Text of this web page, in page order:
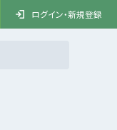
ログイン・新規登録